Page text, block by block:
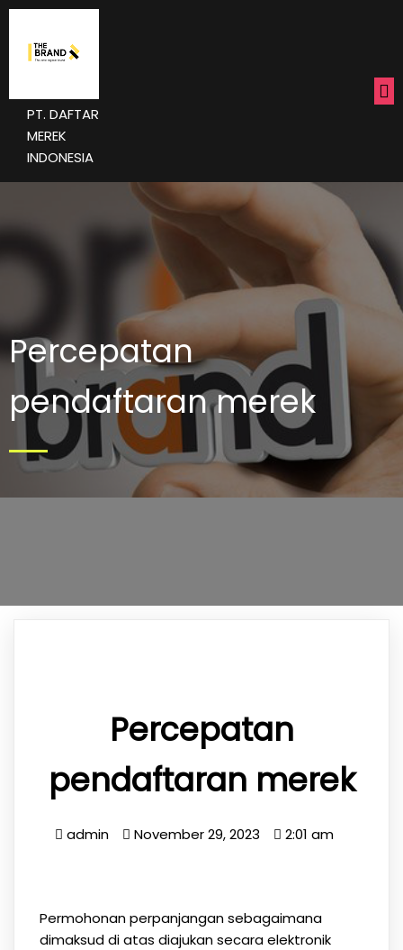
PT. DAFTAR
MEREK
INDONESIA
Percepatan
pendaftaran merek
Percepatan
pendaftaran merek
admin November 29, 2023 2:01 am
Permohonan perpanjangan sebagaimana
dimaksud di atas diajukan secara elektronik